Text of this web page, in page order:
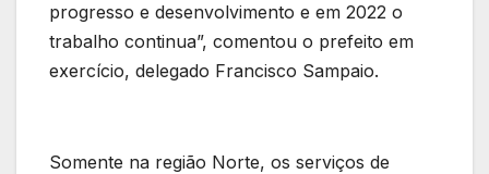
progresso e desenvolvimento e em 2022 o
trabalho continua”, comentou o prefeito em
exercício, delegado Francisco Sampaio.
Somente na região Norte, os serviços de